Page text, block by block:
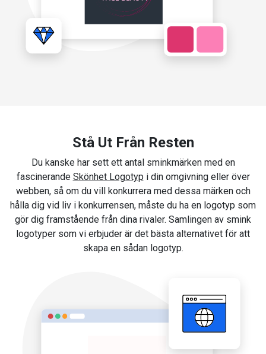
Stå Ut Från Resten
Du kanske har sett ett antal sminkmärken med en
fascinerande Skönhet Logotyp i din omgivning eller över
webben, så om du vill konkurrera med dessa märken och
hålla dig vid liv i konkurrensen, måste du ha en logotyp som
gör dig framstående från dina rivaler. Samlingen av smink
logotyper som vi erbjuder är det bästa alternativet för att
skapa en sådan logotyp.